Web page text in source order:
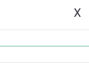
X